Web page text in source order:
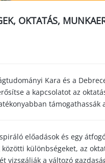
OKTATÁS,
Kara és a
a kapcsolatot az
előadások és egy
különbségeket, az
vizsgálják a változó